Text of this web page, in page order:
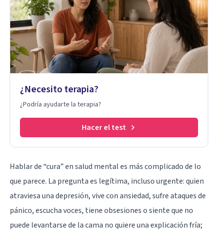
¿Necesito terapia?
¿Podría ayudarte la terapia?
Hacer el test
Hablar de “cura” en salud mental es más complicado de lo
que parece. La pregunta es legítima, incluso urgente: quien
atraviesa una depresión, vive con ansiedad, sufre ataques de
pánico, escucha voces, tiene obsesiones o siente que no
puede levantarse de la cama no quiere una explicación fría;